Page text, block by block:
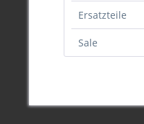
Ersatzteile
Sale